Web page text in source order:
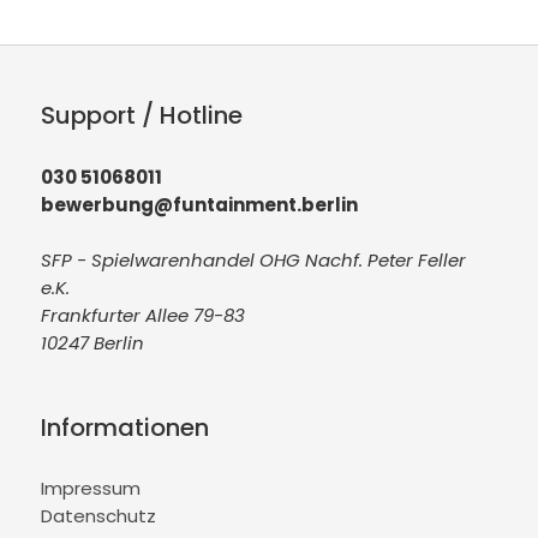
Support / Hotline
030 51068011
bewerbung@funtainment.berlin
SFP - Spielwarenhandel OHG Nachf. Peter Feller
e.K.
Frankfurter Allee 79-83
10247 Berlin
Informationen
Impressum
Datenschutz